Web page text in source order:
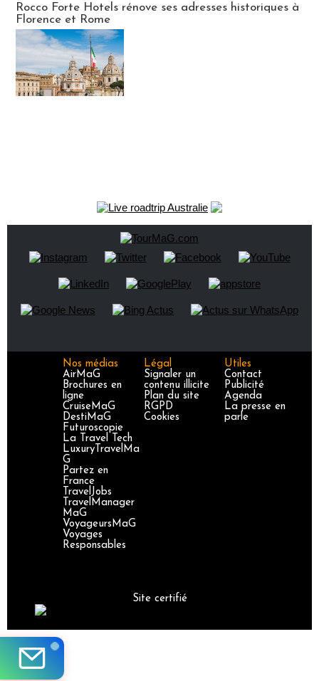
Rocco Forte Hotels rénove ses adresses historiques à
Florence et Rome
Nos médias
AirMaG
Brochures en
ligne
CruiseMaG
DestiMaG
Futuroscopie
La Travel Tech
LuxuryTravelMa
G
Partez en
France
TravelJobs
TravelManager
MaG
VoyageursMaG
Voyages
Responsables
Légal
Signaler un
contenu illicite
Plan du site
RGPD
Cookies
Utiles
Contact
Publicité
Agenda
La presse en
parle
Site certifié